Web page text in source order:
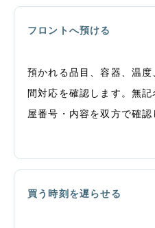
フロントへ預ける
預かれる品目、容器、温
間対応を確認します。無
屋番号・内容を双方で確認
買う時刻を遅らせる